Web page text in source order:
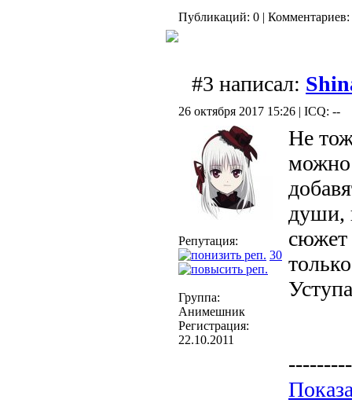
Публикаций: 0 | Комментариев:
#3 написал:
26 октября 2017 15:26 | ICQ: --
Репутация:
30
Группа:
Анимешник
Регистрация:
22.10.2011
Не
можно
души,
сюжет